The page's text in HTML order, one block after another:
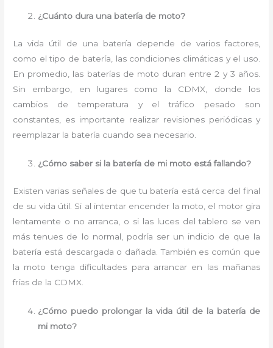
¿Cuánto dura una batería de moto?
La vida útil de una batería depende de varios factores,
como el tipo de batería, las condiciones climáticas y el uso.
En promedio, las baterías de moto duran entre 2 y 3 años.
Sin embargo, en lugares como la CDMX, donde los
cambios de temperatura y el tráfico pesado son
constantes, es importante realizar revisiones periódicas y
reemplazar la batería cuando sea necesario.
¿Cómo saber si la batería de mi moto está fallando?
Existen varias señales de que tu batería está cerca del final
de su vida útil. Si al intentar encender la moto, el motor gira
lentamente o no arranca, o si las luces del tablero se ven
más tenues de lo normal, podría ser un indicio de que la
batería está descargada o dañada. También es común que
la moto tenga dificultades para arrancar en las mañanas
frías de la CDMX.
¿Cómo puedo prolongar la vida útil de la batería de
mi moto?